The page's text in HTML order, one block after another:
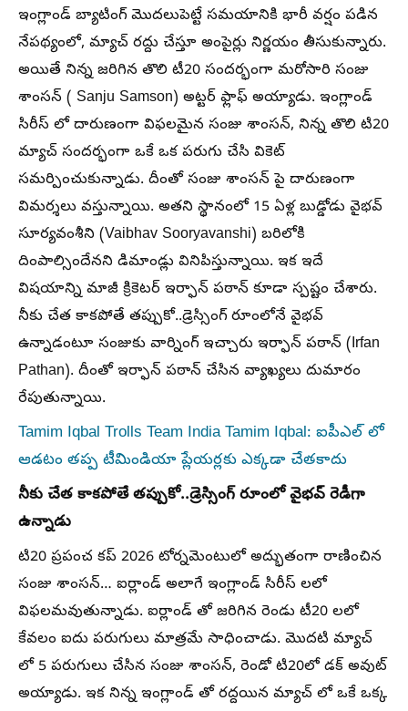
ఇంగ్లాండ్ బ్యాటింగ్ మొదలుపెట్టే సమయానికి భారీ వర్షం పడిన
నేపథ్యంలో, మ్యాచ్ రద్దు చేస్తూ అంపైర్లు నిర్ణయం తీసుకున్నారు.
అయితే నిన్న జరిగిన తొలి టీ20 సందర్భంగా మరోసారి సంజు
శాంసన్ ( Sanju Samson) అట్టర్ ఫ్లాఫ్ అయ్యాడు. ఇంగ్లాండ్
సిరీస్ లో దారుణంగా విఫలమైన సంజు శాంసన్, నిన్న తొలి టి20
మ్యాచ్ సందర్భంగా ఒకే ఒక పరుగు చేసి వికెట్
సమర్పించుకున్నాడు. దీంతో సంజు శాంసన్ పై దారుణంగా
విమర్శలు వస్తున్నాయి. అతని స్థానంలో 15 ఏళ్ల బుడ్డోడు వైభవ్
సూర్యవంశీని (Vaibhav Sooryavanshi) బరిలోకి
దింపాల్సిందేనని డిమాండ్లు వినిపిస్తున్నాయి. ఇక ఇదే
విషయాన్ని మాజీ క్రికెటర్ ఇర్ఫాన్ పఠాన్ కూడా స్పష్టం చేశారు.
నీకు చేత కాకపోతే తప్పుకో..డ్రెస్సింగ్ రూంలోనే వైభవ్
ఉన్నాడంటూ సంజుకు వార్నింగ్ ఇచ్చారు ఇర్ఫాన్ పఠాన్ (Irfan
Pathan). దీంతో ఇర్ఫాన్ పఠాన్ చేసిన వ్యాఖ్యలు దుమారం
రేపుతున్నాయి.
Tamim Iqbal Trolls Team India Tamim Iqbal: ఐపీఎల్ లో
ఆడటం తప్ప టీమిండియా ప్లేయర్లకు ఎక్కడా చేతకాదు
నీకు చేత కాకపోతే తప్పుకో..డ్రెస్సింగ్ రూంలో వైభవ్ రెడీగా
ఉన్నాడు
టి20 ప్రపంచ కప్ 2026 టోర్నమెంటులో అద్భుతంగా రాణించిన
సంజు శాంసన్… ఐర్లాండ్ అలాగే ఇంగ్లాండ్ సిరీస్ లలో
విఫలమవుతున్నాడు. ఐర్లాండ్ తో జరిగిన రెండు టీ20 లలో
కేవలం ఐదు పరుగులు మాత్రమే సాధించాడు. మొదటి మ్యాచ్
లో 5 పరుగులు చేసిన సంజు శాంసన్, రెండో టి20లో డక్ అవుట్
అయ్యాడు. ఇక నిన్న ఇంగ్లాండ్ తో రద్దయిన మ్యాచ్ లో ఒకే ఒక్క